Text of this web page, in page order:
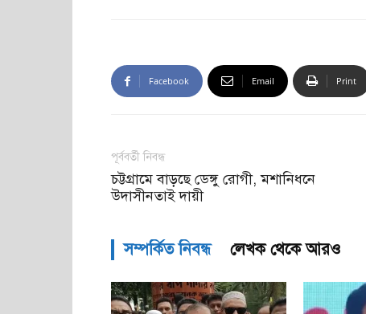
Facebook Email Print
পূর্ববর্তী নিবন্ধ
চট্টগ্রামে বাড়ছে ডেঙ্গু রোগী, মশানিধনে
উদাসীনতাই দায়ী
সম্পর্কিত নিবন্ধ লেখক থেকে আরও